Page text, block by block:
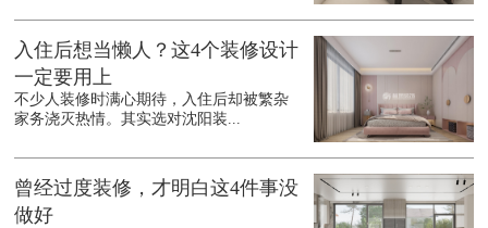
入住后想当懒人？这4个装修设计
一定要用上
不少人装修时满心期待，入住后却被繁杂
家务浇灭热情。其实选对沈阳装...
曾经过度装修，才明白这4件事没
做好